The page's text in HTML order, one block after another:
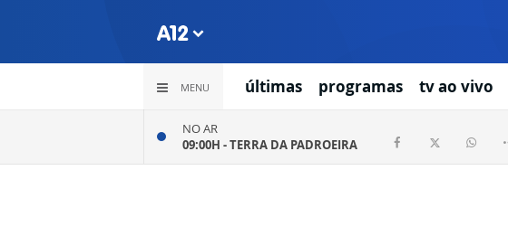
MENU últimas programas tv ao vivo
NO AR
09:00H -TERRA DA PADROEIRA